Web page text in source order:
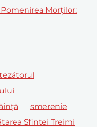
Morților:
smerenie
Sfintei Treimi